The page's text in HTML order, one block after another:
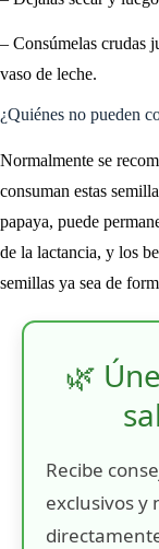
– Consúmelas crudas
vaso de leche.
¿Quiénes no pueden
Normalmente se
consuman estas
papaya, puede
de la lactancia, y los
semillas ya sea de
🌿
Recibe
exclusivos y